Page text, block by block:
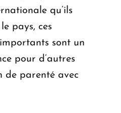
qu’ils
pays, ces
sont un
pour d’autres
de parenté avec